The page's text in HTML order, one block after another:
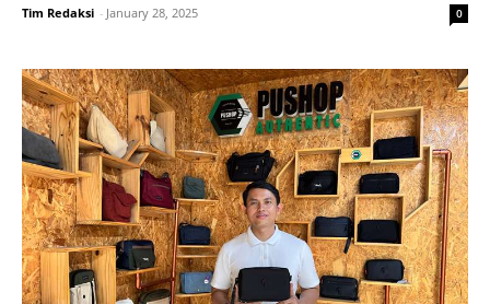
Tim Redaksi - January 28, 2025 0